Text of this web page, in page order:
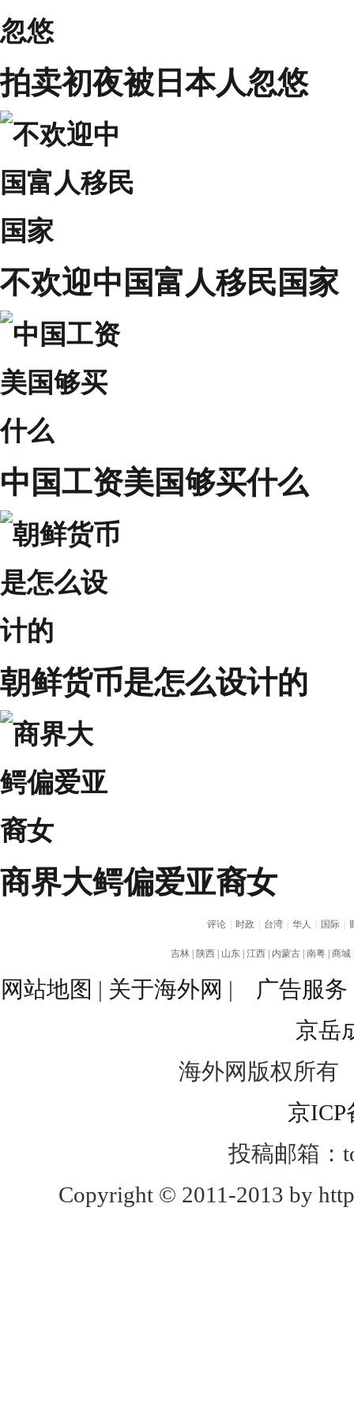
拍卖初夜被日本人忽悠
不欢迎中国富人移民国家
中国工资美国够买什么
朝鲜货币是怎么设计的
商界大鳄偏爱亚裔女
评论 时政 台湾 华人 国际
吉林 陕西 山东 江西 内蒙古 南粤 商城
网站地图 | 关于海外网 | 广告服务
京岳
海外网版权所有
京ICP
投稿邮箱：
Copyright © 2011-2013 by